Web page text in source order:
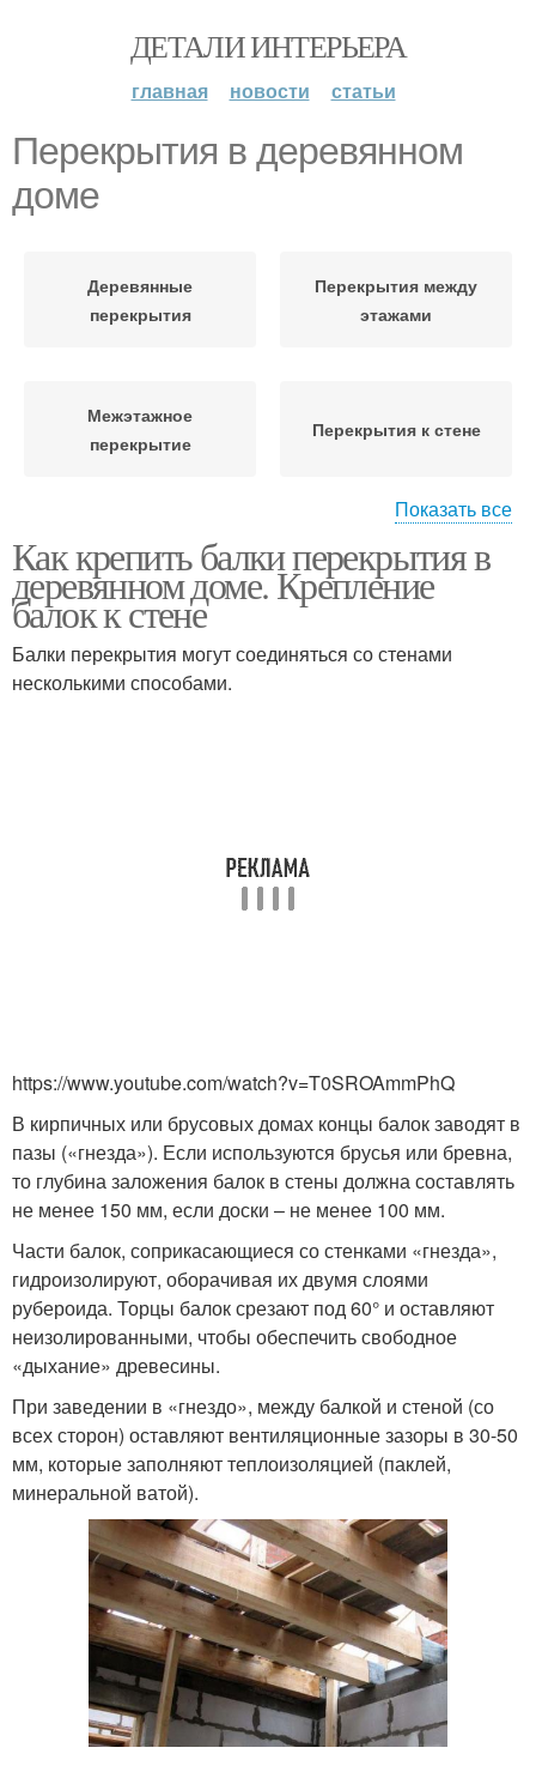
ДЕТАЛИ ИНТЕРЬЕРА
главная новости статьи
Перекрытия в деревянном
доме
Деревянные
перекрытия
Перекрытия между
этажами
Межэтажное
перекрытие
Перекрытия к стене
армопоясу
Деревянные балки
Перекрытия к стенам
Чердачные перекрытия Перекрытие из дерева
Деревянное перекрытие
Перекрытие в
деревянном доме
Перекрытия в доме
Перекрытие в частном
доме
Перекрытия по
материалу
Брус для перекрытия
Перекрытия на
балочных опорах
Требования к
перекрытиям
Этаж по деревянным
балкам
Сборные перекрытия
Показать все
Как крепить балки перекрытия в
деревянном доме. Крепление
балок к стене
Балки перекрытия могут соединяться со стенами
несколькими способами.
https://www.youtube.com/watch?v=T0SROAmmPhQ
В кирпичных или брусовых домах концы балок заводят в
пазы («гнезда»). Если используются брусья или бревна,
то глубина заложения балок в стены должна составлять
не менее 150 мм, если доски – не менее 100 мм.
Части балок, соприкасающиеся со стенками «гнезда»,
гидроизолируют, оборачивая их двумя слоями
рубероида. Торцы балок срезают под 60° и оставляют
неизолированными, чтобы обеспечить свободное
«дыхание» древесины.
При заведении в «гнездо», между балкой и стеной (со
всех сторон) оставляют вентиляционные зазоры в 30-50
мм, которые заполняют теплоизоляцией (паклей,
минеральной ватой).